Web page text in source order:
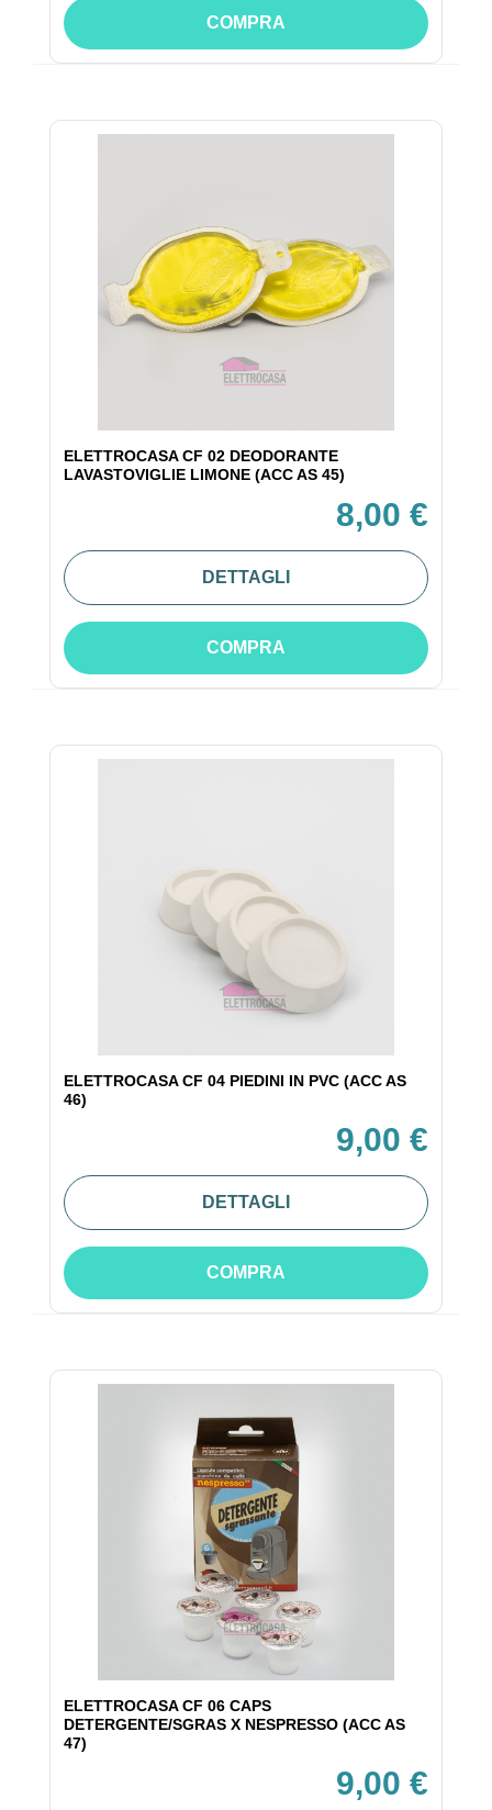
COMPRA
ELETTROCASA CF 02 DEODORANTE
LAVASTOVIGLIE LIMONE (ACC AS 45)
8,00 €
DETTAGLI
COMPRA
ELETTROCASA CF 04 PIEDINI IN PVC (ACC AS
46)
9,00 €
DETTAGLI
COMPRA
ELETTROCASA CF 06 CAPS
DETERGENTE/SGRAS X NESPRESSO (ACC AS
47)
9,00 €